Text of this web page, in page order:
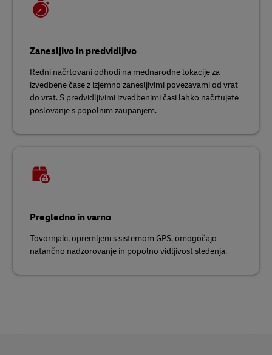
Zanesljivo in predvidljivo
Redni načrtovani odhodi na mednarodne lokacije za
izvedbene čase z izjemno zanesljivimi povezavami od vrat
do vrat. S predvidljivimi izvedbenimi časi lahko načrtujete
poslovanje s popolnim zaupanjem.
Pregledno in varno
Tovornjaki, opremljeni s sistemom GPS, omogočajo
natančno nadzorovanje in popolno vidljivost sledenja.